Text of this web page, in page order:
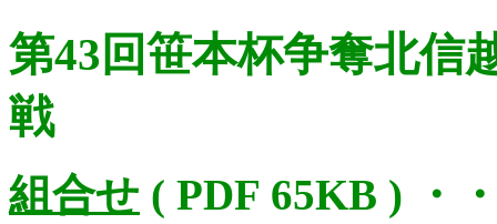
第43回笹本杯争奪北信
戦
組合せ ( PDF 65KB ) ・